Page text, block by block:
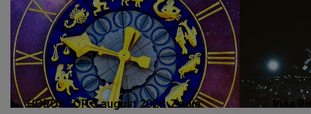
nou capitol în viața ei. Problemele
care au apăsat-o în ultima
perioadă își găsesc, în sfârșit,
rezolvarea